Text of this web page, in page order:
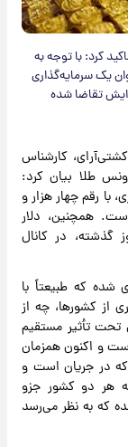
کرد: با توجه به
یک سرمایه‌گذاری
تقاضا شده
کارشناس
طلا بیان کرد:
رقم چهار هزار و
همچنین، دلار
در کانال
که طبیعتاً با
کشورها، چه از
تأثیر مستقیم
و اکنون همزمان
در جریان است و
هر دو کشور جزو
که به نظر می‌رسد